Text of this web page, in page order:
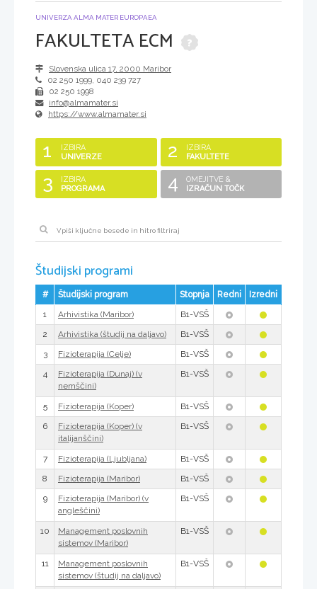
UNIVERZA ALMA MATER EUROPAEA
FAKULTETA ECM
Slovenska ulica 17, 2000 Maribor
02 250 1999, 040 239 727
02 250 1998
info@almamater.si
https://www.almamater.si
1
IZBIRA
UNIVERZE
2
IZBIRA
FAKULTETE
3
IZBIRA
PROGRAMA
4
OMEJITVE &
IZRAČUN TOČK
Študijski programi
# Študijski program Stopnja Redni
Izredni
1
Arhivistika (Maribor)
B1-VSŠ
2
Arhivistika (študij na daljavo)
B1-VSŠ
3
Fizioterapija (Celje)
B1-VSŠ
4
Fizioterapija (Dunaj) (v
nemščini)
B1-VSŠ
5 Fizioterapija (Koper)
B1-VSŠ
6
Fizioterapija (Koper) (v
italijanščini)
B1-VSŠ
7 Fizioterapija (Ljubljana)
B1-VSŠ
8
Fizioterapija (Maribor)
B1-VSŠ
9
Fizioterapija (Maribor) (v
angleščini)
B1-VSŠ
10
Management poslovnih
sistemov (Maribor)
B1-VSŠ
11
Management poslovnih
sistemov (študij na daljavo)
B1-VSŠ